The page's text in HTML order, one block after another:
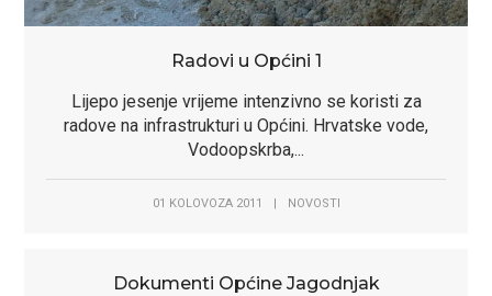
Radovi u Općini 1
Lijepo jesenje vrijeme intenzivno se koristi za
radove na infrastrukturi u Općini. Hrvatske vode,
Vodoopskrba,...
01 KOLOVOZA 2011 | NOVOSTI
Dokumenti Općine Jagodnjak